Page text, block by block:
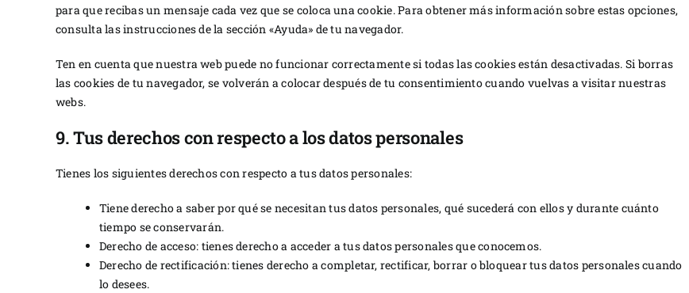
para que recibas un mensaje cada vez que se coloca una cookie. Para obtener más información sobre estas opciones,
consulta las instrucciones de la sección «Ayuda» de tu navegador.
Ten en cuenta que nuestra web puede no funcionar correctamente si todas las cookies están desactivadas. Si borras
las cookies de tu navegador, se volverán a colocar después de tu consentimiento cuando vuelvas a visitar nuestras
webs.
9. Tus derechos con respecto a los datos personales
Tienes los siguientes derechos con respecto a tus datos personales:
Tiene derecho a saber por qué se necesitan tus datos personales, qué sucederá con ellos y durante cuánto
tiempo se conservarán.
Derecho de acceso: tienes derecho a acceder a tus datos personales que conocemos.
Derecho de rectificación: tienes derecho a completar, rectificar, borrar o bloquear tus datos personales cuando
lo desees.